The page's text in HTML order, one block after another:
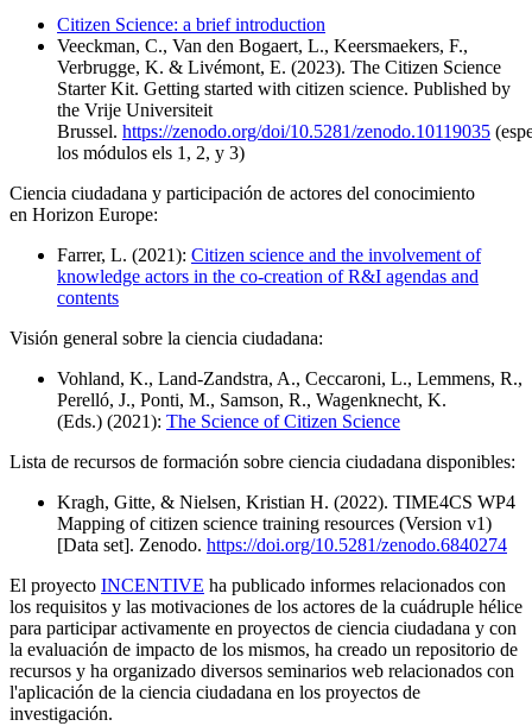
Citizen Science: a brief introduction
Veeckman, C., Van den Bogaert, L., Keersmaekers, F.,
Verbrugge, K. & Livémont, E. (2023). The Citizen Science
Starter Kit. Getting started with citizen science. Published by
the Vrije Universiteit
Brussel. https://zenodo.org/doi/10.5281/zenodo.10119035
los módulos els 1, 2, y 3)
Ciencia ciudadana y participación de actores del conocimiento
en Horizon Europe:
Farrer, L. (2021): Citizen science and the involvement of
knowledge actors in the co-creation of R&I agendas and
contents
Visión general sobre la ciencia ciudadana:
Vohland, K., Land-Zandstra, A., Ceccaroni, L., Lemmens, R.,
Perelló, J., Ponti, M., Samson, R., Wagenknecht, K.
(Eds.) (2021): The Science of Citizen Science
Lista de recursos de formación sobre ciencia ciudadana disponibles:
Kragh, Gitte, & Nielsen, Kristian H. (2022). TIME4CS WP4
Mapping of citizen science training resources (Version v1)
[Data set]. Zenodo. https://doi.org/10.5281/zenodo.6840274
El proyecto INCENTIVE ha publicado informes relacionados con
los requisitos y las motivaciones de los actores de la cuádruple hélice
para participar activamente en proyectos de ciencia ciudadana y con
la evaluación de impacto de los mismos, ha creado un repositorio de
recursos y ha organizado diversos seminarios web relacionados con
l'aplicación de la ciencia ciudadana en los proyectos de
investigación.